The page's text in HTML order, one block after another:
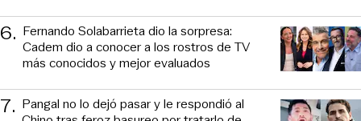
6. Fernando Solabarrieta dio la sorpresa:
Cadem dio a conocer a los rostros de TV
más conocidos y mejor evaluados
7. Pangal no lo dejó pasar y le respondió al